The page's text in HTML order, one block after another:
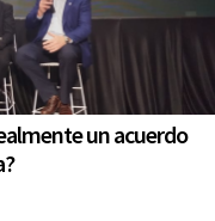
un acuerdo